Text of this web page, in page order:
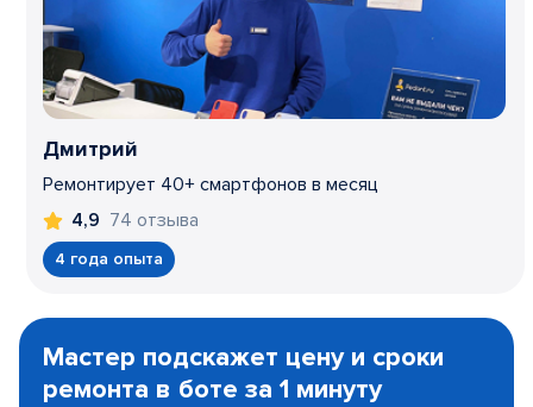
Дмитрий
Ремонтирует 40+ смартфонов в месяц
4,9 74 отзыва
4 года опыта
1
Мастер подскажет цену и сроки
ремонта в боте за 1 минуту